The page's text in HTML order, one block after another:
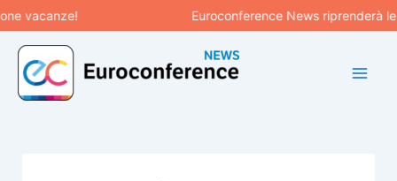
Vai
al
contenuto
Euroconference News riprenderà le